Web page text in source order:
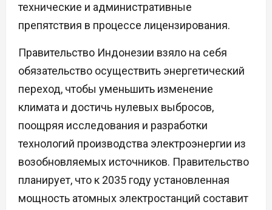
технические и административные
препятствия в процессе лицензирования.
Правительство Индонезии взяло на себя
обязательство осуществить энергетический
переход, чтобы уменьшить изменение
климата и достичь нулевых выбросов,
поощряя исследования и разработки
технологий производства электроэнергии из
возобновляемых источников. Правительство
планирует, что к 2035 году установленная
мощность атомных электростанций составит